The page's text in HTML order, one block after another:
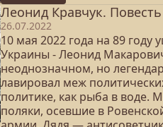
Леонид Кравчук.
26.07.2022
10 мая 2022 года на 89
Украины - Леонид
неоднозначном, но
лавировал меж
политике, как рыба в воде.
поляки, осевшие в